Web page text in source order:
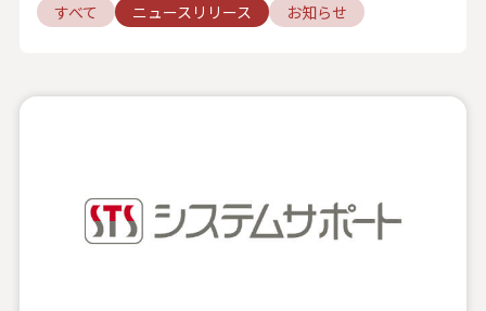
Microsoft Base Kanazawa
すべて ニュースリリース お知らせ